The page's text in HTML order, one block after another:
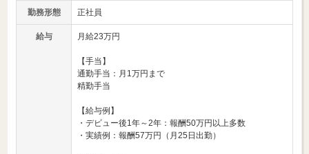
勤務形態 正社員
給与 月給23万円
【手当】
通勤手当：月1万円まで
精勤手当
【給与例】
・デビュー後1年～2年：報酬50万円以上多数
・実績例：報酬57万円（月25日出勤）